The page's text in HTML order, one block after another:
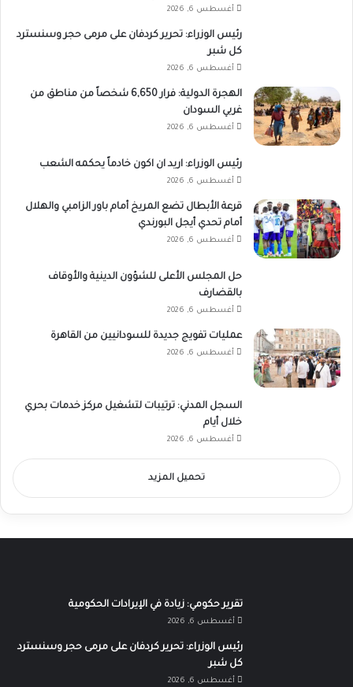
أغسطس 6, 2026
رئيس الوزراء: تحرير كردفان على مرمى حجر وسنسترد
كل شبر
أغسطس 6, 2026
الهجرة الدولية: فرار 6,650 شخصاً من مناطق من
غربي السودان
أغسطس 6, 2026
رئيس الوزراء: اريد ان اكون خادماً يحكمه الشعب
أغسطس 6, 2026
قرعة الأبطال تضع المريخ أمام باور الزامبي والهلال
أمام تحدي أيجل البورندي
أغسطس 6, 2026
حل المجلس الأعلى للشؤون الدينية والأوقاف
بالقضارف
أغسطس 6, 2026
عمليات تفويج جديدة للسودانيين من القاهرة
أغسطس 6, 2026
السجل المدني: ترتيبات لتشغيل مركز خدمات بحري
خلال أيام
أغسطس 6, 2026
تحميل المزيد
تقرير حكومي: زيادة في الإيرادات الحكومية
أغسطس 6, 2026
رئيس الوزراء: تحرير كردفان على مرمى حجر وسنسترد
كل شبر
أغسطس 6, 2026